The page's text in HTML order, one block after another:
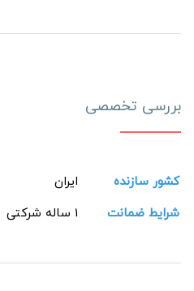
بررسی تخصصی
کشور سازنده
ایران
شرایط ضمانت
1 ساله شرکتی